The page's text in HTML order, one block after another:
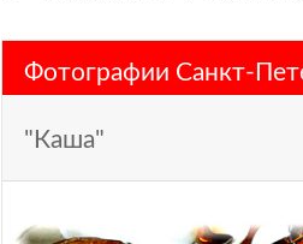
Фотографии Санкт-
"Каша"